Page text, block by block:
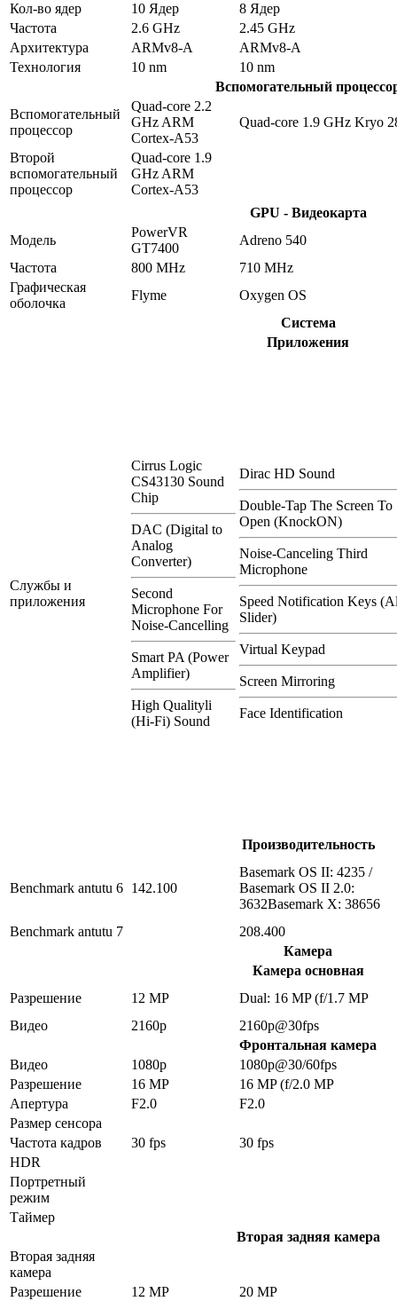
Кол-во ядер
10 Ядер
8 Ядер
Частота
2.6 GHz
2.45 GHz
Архитектура
ARMv8-A
ARMv8-A
Технология
10 nm
10 nm
Вспомогательный
Вспомогательный
процессор
Quad-core 2.2
GHz ARM
Cortex-A53
Quad-core 1.9 GHz Kryo
Второй
вспомогательный
процессор
Quad-core 1.9
GHz ARM
Cortex-A53
GPU - Видеокарта
Модель
PowerVR
GT7400
Adreno 540
Частота
800 MHz
710 MHz
Графическая
оболочка
Flyme
Oxygen OS
Система
Приложения
Службы и
приложения
Cirrus Logic
CS43130 Sound
Chip
DAC (Digital to
Analog
Converter)
Second
Microphone For
Noise-Cancelling
Smart PA (Power
Amplifier)
High Qualityli
(Hi-Fi) Sound
Dirac HD Sound
Double-Tap The Screen To
Open (KnockON)
Noise-Canceling Third
Microphone
Speed Notification Keys
Slider)
Virtual Keypad
Screen Mirroring
Face Identification
Производительность
Benchmark antutu 6 142.100
Basemark OS II: 4235 /
Basemark OS II 2.0:
3632Basemark X: 38656
Benchmark antutu 7
208.400
Камера
Камера основная
Разрешение
12 MP
Dual: 16 MP (f/1.7 MP
Видео
2160p
2160p@30fps
Фронтальная камера
Видео
1080p
1080p@30/60fps
Разрешение
16 MP
16 MP (f/2.0 MP
Апертура
F2.0
F2.0
Размер сенсора
Частота кадров
30 fps
30 fps
HDR
Портретный
режим
Таймер
Вторая задняя камера
Вторая задняя
камера
Разрешение
12 MP
20 MP